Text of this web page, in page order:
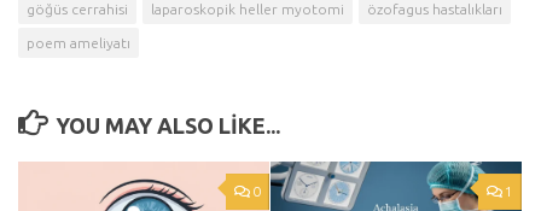
göğüs cerrahisi laparoskopik heller myotomi özofagus hastalıkları
poem ameliyatı
YOU MAY ALSO LIKE...
0 1